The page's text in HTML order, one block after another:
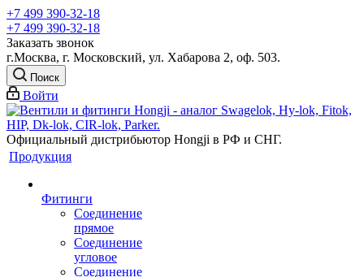
+7 499 390-32-18
+7 499 390-32-18
Заказать звонок
г.Москва, г. Московский, ул. Хабарова 2, оф. 503.
Поиск
Войти
Официальный дистрибьютор Hongji в РФ и СНГ.
Продукция
Фитинги
Соединение
прямое
Соединение
угловое
Соединение